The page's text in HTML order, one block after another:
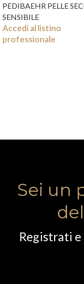
PEDIBAEHR PELLE
SENSIBILE
Accedi al listino
professionale
Sei un
Registrati